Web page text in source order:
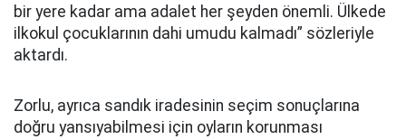
bir yere kadar ama adalet her şeyden önemli. Ülkede
ilkokul çocuklarının dahi umudu kalmadı” sözleriyle
aktardı.
Zorlu, ayrıca sandık iradesinin seçim sonuçlarına
doğru yansıyabilmesi için oyların korunması